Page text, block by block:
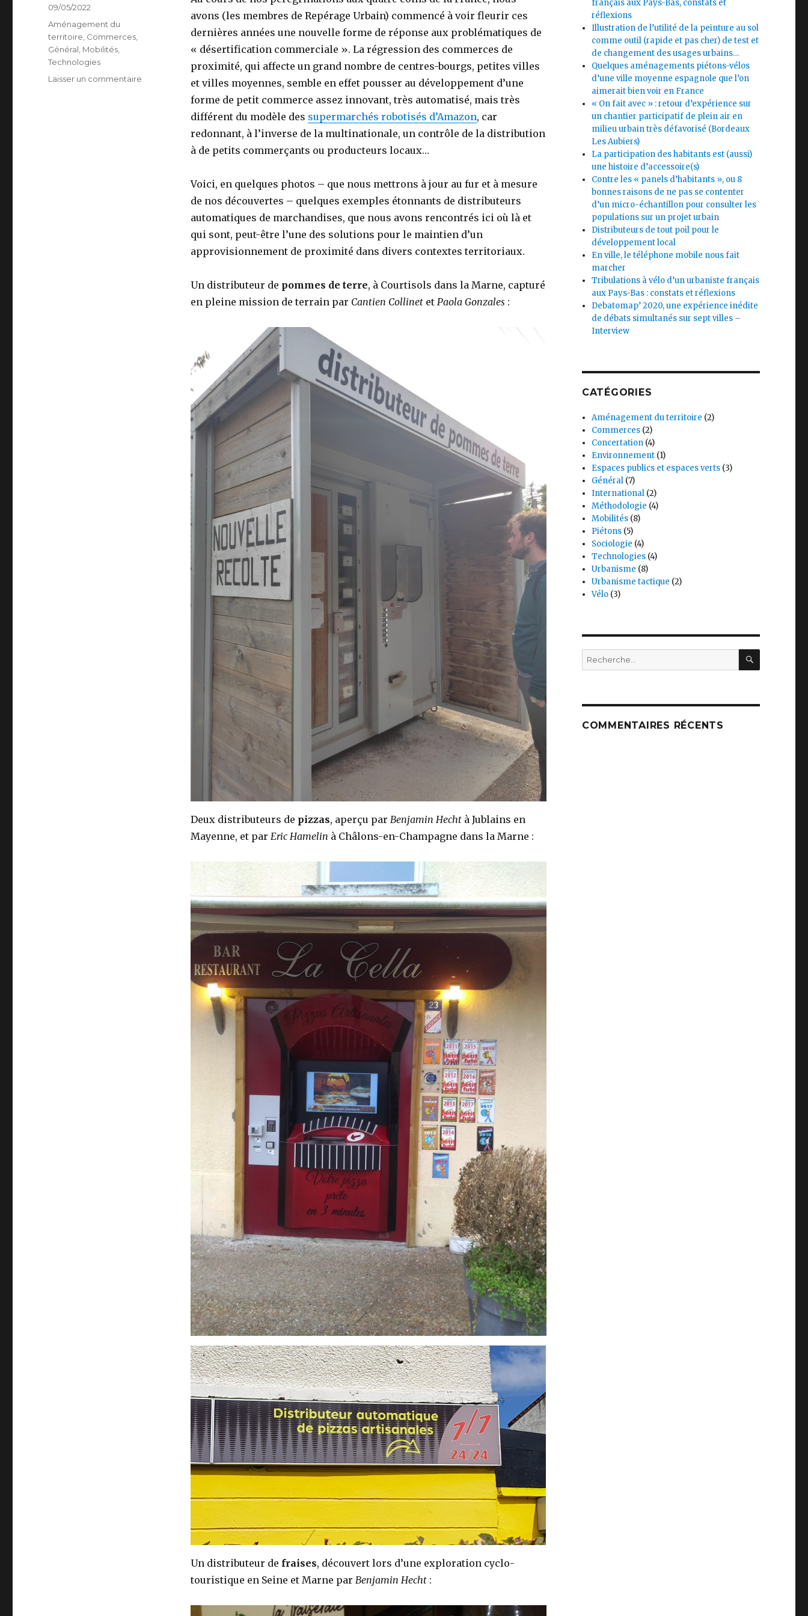
e
b
o
o
k
t
t
e
r
i
l
k
e
d
I
n
t
a
g
e
r
avons (les membres de Repérage Urbain) commencé à voir fleurir ces
dernières années une nouvelle forme de réponse aux problématiques de
« désertification commerciale ». La régression des commerces de
proximité, qui affecte un grand nombre de centres-bourgs, petites villes
et villes moyennes, semble en effet pousser au développement d’une
forme de petit commerce assez innovant, très automatisé, mais très
différent du modèle des supermarchés robotisés d’Amazon, car
redonnant, à l’inverse de la multinationale, un contrôle de la distribution
à de petits commerçants ou producteurs locaux…
Voici, en quelques photos – que nous mettrons à jour au fur et à mesure
de nos découvertes – quelques exemples étonnants de distributeurs
automatiques de marchandises, que nous avons rencontrés ici où là et
qui sont, peut-être l’une des solutions pour le maintien d’un
approvisionnement de proximité dans divers contextes territoriaux.
Un distributeur de pommes de terre, à Courtisols dans la Marne, capturé
en pleine mission de terrain par Cantien Collinet et Paola Gonzales :
Deux distributeurs de pizzas, aperçu par Benjamin Hechtà Jublains en
Mayenne, et par Eric Hamelin à Châlons-en-Champagne dans la Marne :
Un distributeur de fraises, découvert lors d’une exploration cyclo-
touristique en Seine et Marne par Benjamin Hecht:
Publié
le
09/05/2022
Catégories
Aménagement du
territoire Commerces
Général Mobilités
Technologies
Laisser un commentaire
français aux Pays-Bas, constats et
réflexions
Illustration de l’utilité de la peinture au sol
comme outil (rapide et pas cher) de test et
de changement des usages urbains…
Quelques aménagements piétons-vélos
d’une ville moyenne espagnole que l’on
aimerait bien voir en France
« On fait avec » : retour d’expérience sur
un chantier participatif de plein air en
milieu urbain très défavorisé (Bordeaux
Les Aubiers)
La participation des habitants est (aussi)
une histoire d’accessoire(s)
Contre les « panels d’habitants », ou 8
bonnes raisons de ne pas se contenter
d’un micro-échantillon pour consulter les
populations sur un projet urbain
Distributeurs de tout poil pour le
développement local
En ville, le téléphone mobile nous fait
marcher
Tribulations à vélo d’un urbaniste français
aux Pays-Bas : constats et réflexions
Debatomap’ 2020, une expérience inédite
de débats simultanés sur sept villes –
Interview
CATÉGORIES
Aménagement du territoire (2)
Commerces (2)
Concertation (4)
Environnement (1)
Espaces publics et espaces verts (3)
Général (7)
International (2)
Méthodologie (4)
Mobilités (8)
Piétons (5)
Sociologie (4)
Technologies (4)
Urbanisme (8)
Urbanisme tactique (2)
Vélo (3)
Recherche
pour :
COMMENTAIRES RÉCENTS